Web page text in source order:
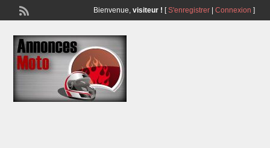
Bienvenue, visiteur ! [S'enregistrer| Connexion ]